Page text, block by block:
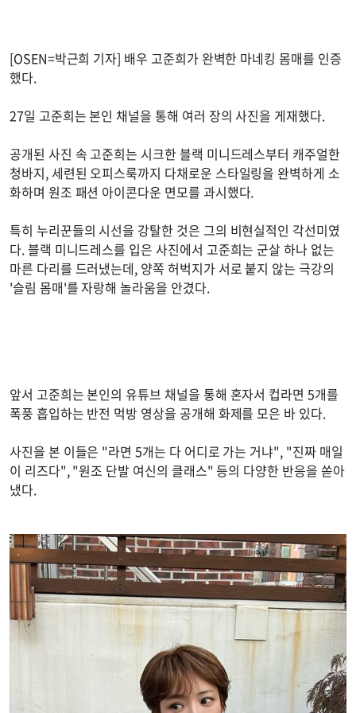
[OSEN=박근희 기자] 배우 고준희가 완벽한 마네킹 몸매를 인증
했다.
27일 고준희는 본인 채널을 통해 여러 장의 사진을 게재했다.
공개된 사진 속 고준희는 시크한 블랙 미니드레스부터 캐주얼한
청바지, 세련된 오피스룩까지 다채로운 스타일링을 완벽하게 소
화하며 원조 패션 아이콘다운 면모를 과시했다.
특히 누리꾼들의 시선을 강탈한 것은 그의 비현실적인 각선미였
다. 블랙 미니드레스를 입은 사진에서 고준희는 군살 하나 없는
마른 다리를 드러냈는데, 양쪽 허벅지가 서로 붙지 않는 극강의
'슬림 몸매'를 자랑해 놀라움을 안겼다.
앞서 고준희는 본인의 유튜브 채널을 통해 혼자서 컵라면 5개를
폭풍 흡입하는 반전 먹방 영상을 공개해 화제를 모은 바 있다.
사진을 본 이들은 "라면 5개는 다 어디로 가는 거냐", "진짜 매일
이 리즈다", "원조 단발 여신의 클래스" 등의 다양한 반응을 쏟아
냈다.